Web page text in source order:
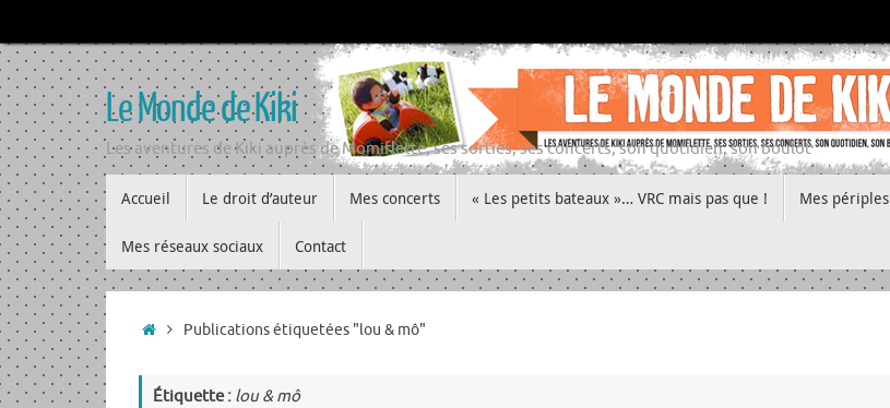
au
contenu
Le Monde de Kiki
Les aventures de Kiki auprès de Momiflette, ses sorties, ses concerts, son quotidien, son boulot
au
contenu
Accueil Le droit d’auteur Mes concerts « Les petits bateaux »… VRC mais pas que ! Mes périples
Mes réseaux sociaux Contact
Accueil
Publications étiquetées "lou & mô"
Étiquette : lou & mô